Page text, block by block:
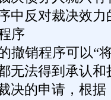
中反对裁决效力
序
撤销程序可以“
无法得到承认
决的申请，根